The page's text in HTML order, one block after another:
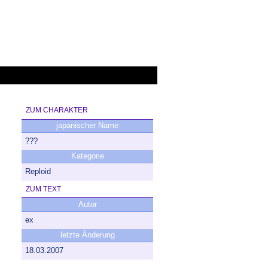
ZUM CHARAKTER
japanischer Name
???
Kategorie
Reploid
ZUM TEXT
Autor
ex
letzte Änderung
18.03.2007